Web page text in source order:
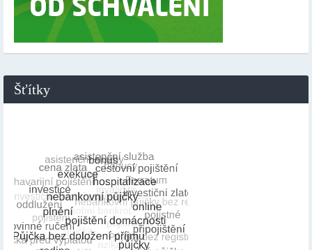
Šťítky